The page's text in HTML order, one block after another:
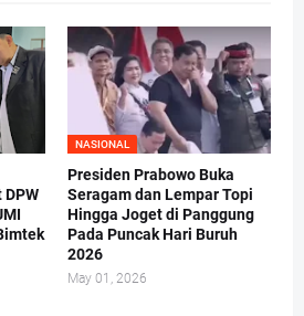
NASIONAL
Presiden Prabowo Buka
Seragam dan Lempar Topi
Hingga Joget di Panggung
Pada Puncak Hari Buruh
2026
May 01, 2026